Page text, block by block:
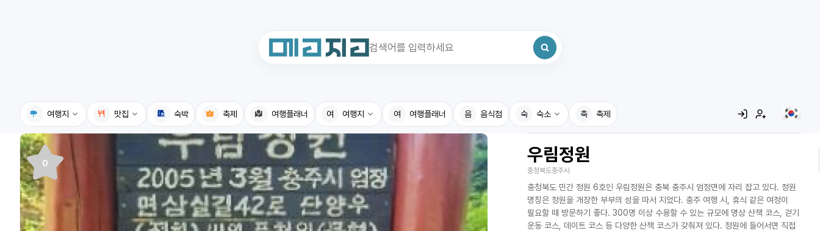
여행지
국내여행지
휴게소
전기충전소
식물도감
맛집
국내맛집
고수의레시피
음식용어사전
숙박 축제 여행플래너 여 여행지
국내여행지
휴게소
전기충전소
식물도감
여 여행플래너 음 음식점 숙 숙소
국내맛집
고수의레시피
음식용어사전
축 축제
최근 검색어가 없습니다.
우림정원
충청북도충주시
충청북도 민간 정원 6호인 우림정원은 충북 충주시 엄정면에 자리 잡고 있다. 정원
명칭은 정원을 개장한 부부의 성을 따서 지었다. 충주 여행 시, 휴식 같은 여정이
필요할 때 방문하기 좋다. 300명 이상 수용할 수 있는 규모에 명상 산책 코스, 걷기
운동 코스, 데이트 코스 등 다양한 산책 코스가 갖춰져 있다. 정원에 들어서면 직접
0